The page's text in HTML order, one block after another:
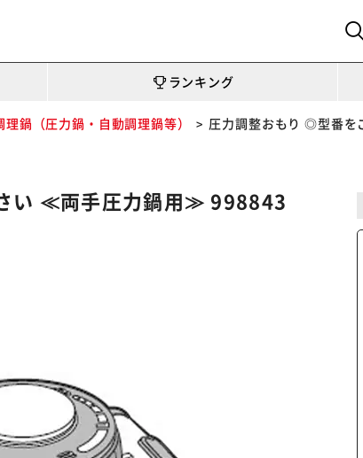
ランキング
理鍋（圧力鍋・自動調理鍋等） 圧力調整おもり ◎型番
い ≪両手圧力鍋用≫ 998843